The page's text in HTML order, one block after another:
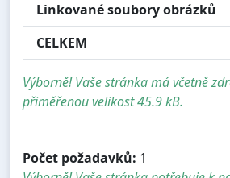
Linkované soubory obrázků
CELKEM
Výborně! Vaše stránka má včetně
přiměřenou velikost 45.9 kB.
Počet požadavků: 1